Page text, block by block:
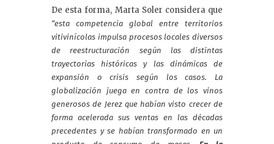
De esta forma, Marta Soler considera que
“esta competencia global entre territorios
vitivinícolas impulsa procesos locales diversos
de reestructuración según las distintas
trayectorias históricas y las dinámicas de
expansión o crisis según los casos. La
globalización juega en contra de los vinos
generosos de Jerez que habían visto crecer de
forma acelerada sus ventas en las décadas
precedentes y se habían transformado en un